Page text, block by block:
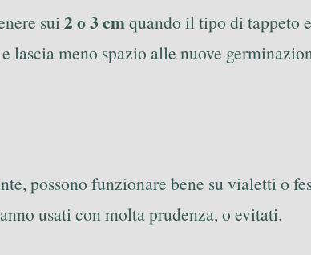
sui2 o 3 cmquando il tipo di tappeto
meno spazio alle nuove
possono funzionare bene su vialetti o
usati con molta prudenza, o evitati.